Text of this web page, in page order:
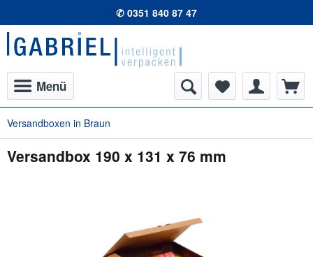
✆ 0351 840 87 47
Menü
Versandboxen in Braun
Versandbox 190 x 131 x 76 mm